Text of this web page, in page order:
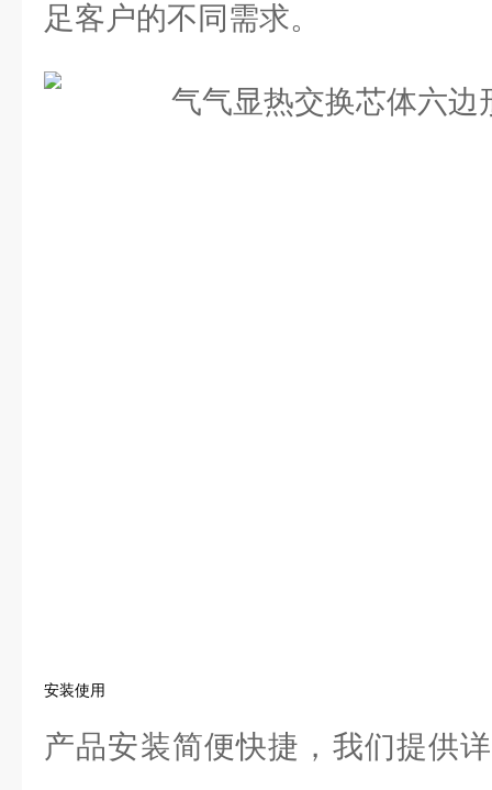
足客户的不同需求。
安装使用
产品安装简便快捷，我们提供